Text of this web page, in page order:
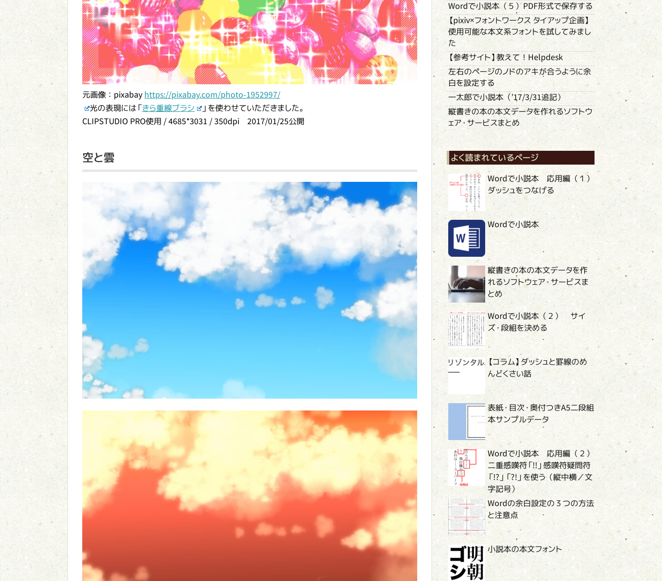
元画像：pixabay https://pixabay.com/photo-1952997/
光の表現には「きら重線ブラシ
」を使わせていただきました。
CLIPSTUDIO PRO使用 / 4685*3031 / 350dpi 2017/01/25公開
空と雲
Wordで小説本（５）PDF形式で保存する
【pixiv×フォントワークス タイアップ企画】
使用可能な本文系フォントを試してみまし
た
【参考サイト】教えて！Helpdesk
左右のページのノドのアキが合うように余
白を設定する
一太郎で小説本（’17/3/31追記）
縦書きの本の本文データを作れるソフトウ
ェア・サービスまとめ
よく読まれているページ
Wordで小説本 応用編（１）
ダッシュをつなげる
Wordで小説本
縦書きの本の本文データを作
れるソフトウェア・サービスま
とめ
Wordで小説本（２） サイ
ズ・段組を決める
【コラム】ダッシュと罫線のめ
んどくさい話
表紙・目次・奥付つきA5二段組
本サンプルデータ
Wordで小説本 応用編（２）
二重感嘆符「!!」感嘆符疑問符
「!?」「?!」を使う（縦中横／文
字記号）
Wordの余白設定の３つの方法
と注意点
小説本の本文フォント